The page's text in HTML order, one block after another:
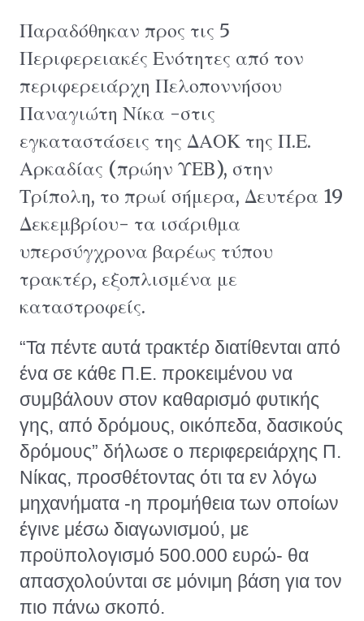
Παραδόθηκαν προς τις 5
Περιφερειακές Ενότητες από τον
περιφερειάρχη Πελοποννήσου
Παναγιώτη Νίκα -στις
εγκαταστάσεις της ΔΑΟΚ της Π.Ε.
Αρκαδίας (πρώην ΥΕΒ), στην
Τρίπολη, το πρωί σήμερα, Δευτέρα 19
Δεκεμβρίου- τα ισάριθμα
υπερσύγχρονα βαρέως τύπου
τρακτέρ, εξοπλισμένα με
καταστροφείς.
“Τα πέντε αυτά τρακτέρ διατίθενται από
ένα σε κάθε Π.Ε. προκειμένου να
συμβάλουν στον καθαρισμό φυτικής
γης, από δρόμους, οικόπεδα, δασικούς
δρόμους” δήλωσε ο περιφερειάρχης Π.
Νίκας, προσθέτοντας ότι τα εν λόγω
μηχανήματα -η προμήθεια των οποίων
έγινε μέσω διαγωνισμού, με
προϋπολογισμό 500.000 ευρώ- θα
απασχολούνται σε μόνιμη βάση για τον
πιο πάνω σκοπό.